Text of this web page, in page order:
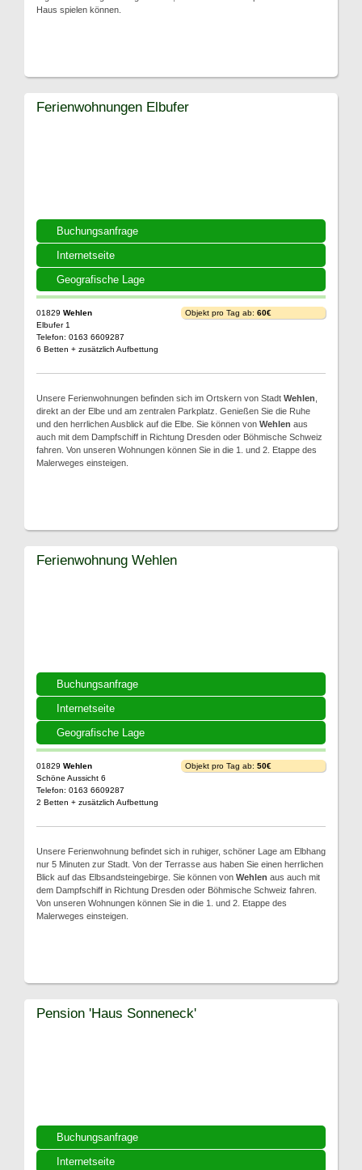
Haus spielen können.
Buchungsanfrage
Internetseite
Geografische Lage
Ferienwohnungen Elbufer
01829 Wehlen
Elbufer 1
Telefon: 0163 6609287
6 Betten + zusätzlich Aufbettung
Objekt pro Tag ab: 60€
Unsere Ferienwohnungen befinden sich im Ortskern von Stadt Wehlen
direkt an der Elbe und am zentralen Parkplatz. Genießen Sie die Ruhe
und den herrlichen Ausblick auf die Elbe. Sie können von Wehlen aus
auch mit dem Dampfschiff in Richtung Dresden oder Böhmische Schweiz
fahren. Von unseren Wohnungen können Sie in die 1. und 2. Etappe des
Malerweges einsteigen.
Buchungsanfrage
Internetseite
Geografische Lage
Ferienwohnung Wehlen
01829 Wehlen
Schöne Aussicht 6
Telefon: 0163 6609287
2 Betten + zusätzlich Aufbettung
Objekt pro Tag ab: 50€
Unsere Ferienwohnung befindet sich in ruhiger, schöner Lage am Elbhang
nur 5 Minuten zur Stadt. Von der Terrasse aus haben Sie einen herrlichen
Blick auf das Elbsandsteingebirge. Sie können von Wehlen aus auch mit
dem Dampfschiff in Richtung Dresden oder Böhmische Schweiz fahren.
Von unseren Wohnungen können Sie in die 1. und 2. Etappe des
Malerweges einsteigen.
Buchungsanfrage
Internetseite
Pension 'Haus Sonneneck'